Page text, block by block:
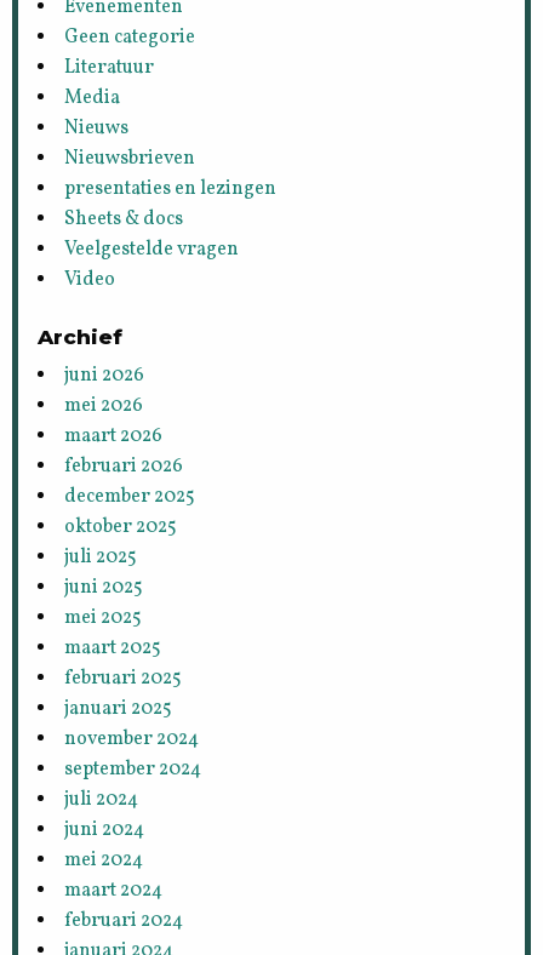
Evenementen
Geen categorie
Literatuur
Media
Nieuws
Nieuwsbrieven
presentaties en lezingen
Sheets & docs
Veelgestelde vragen
Video
Archief
juni 2026
mei 2026
maart 2026
februari 2026
december 2025
oktober 2025
juli 2025
juni 2025
mei 2025
maart 2025
februari 2025
januari 2025
november 2024
september 2024
juli 2024
juni 2024
mei 2024
maart 2024
februari 2024